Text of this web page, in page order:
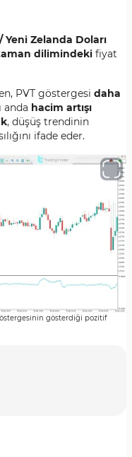
Yeni Zelanda Doları
dilimindeki fiyat
PVT göstergesi daha
anda hacim artışı
, düşüş trendinin
ifade eder.
gösterdiği pozitif